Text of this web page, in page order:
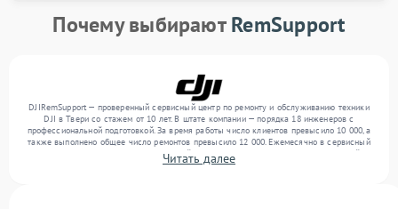
Почему выбираютRemSupport
DJIRemSupport — проверенный сервисный центр по ремонту и обслуживанию техники
DJI в Твери со стажем от 10 лет. В штате компании — порядка 18 инженеров с
профессиональной подготовкой. За время работы число клиентов превысило 10 000, а
также выполнено общее число ремонтов превысило 12 000. Ежемесячно в сервисный
центр поступает более 300 обращений, включая , , . Мы беремся за задачи любой
сложности и обеспечиваем надежный результат благодаря использованию
Читать далее